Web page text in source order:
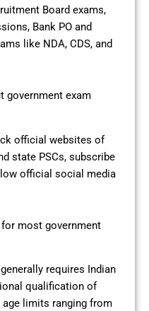
Board exams,
Bank PO and
like NDA, CDS, and
government exam
official websites of
state PSCs, subscribe
official social media
most government
requires Indian
qualification of
age limits ranging from